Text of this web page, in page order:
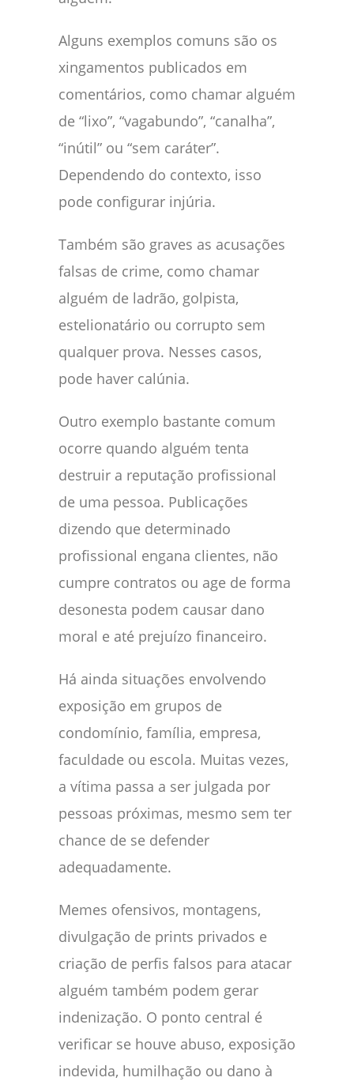
Alguns exemplos comuns são os
xingamentos publicados em
comentários, como chamar alguém
de “lixo”, “vagabundo”, “canalha”,
“inútil” ou “sem caráter”.
Dependendo do contexto, isso
pode configurar injúria.
Também são graves as acusações
falsas de crime, como chamar
alguém de ladrão, golpista,
estelionatário ou corrupto sem
qualquer prova. Nesses casos,
pode haver calúnia.
Outro exemplo bastante comum
ocorre quando alguém tenta
destruir a reputação profissional
de uma pessoa. Publicações
dizendo que determinado
profissional engana clientes, não
cumpre contratos ou age de forma
desonesta podem causar dano
moral e até prejuízo financeiro.
Há ainda situações envolvendo
exposição em grupos de
condomínio, família, empresa,
faculdade ou escola. Muitas vezes,
a vítima passa a ser julgada por
pessoas próximas, mesmo sem ter
chance de se defender
adequadamente.
Memes ofensivos, montagens,
divulgação de prints privados e
criação de perfis falsos para atacar
alguém também podem gerar
indenização. O ponto central é
verificar se houve abuso, exposição
indevida, humilhação ou dano à